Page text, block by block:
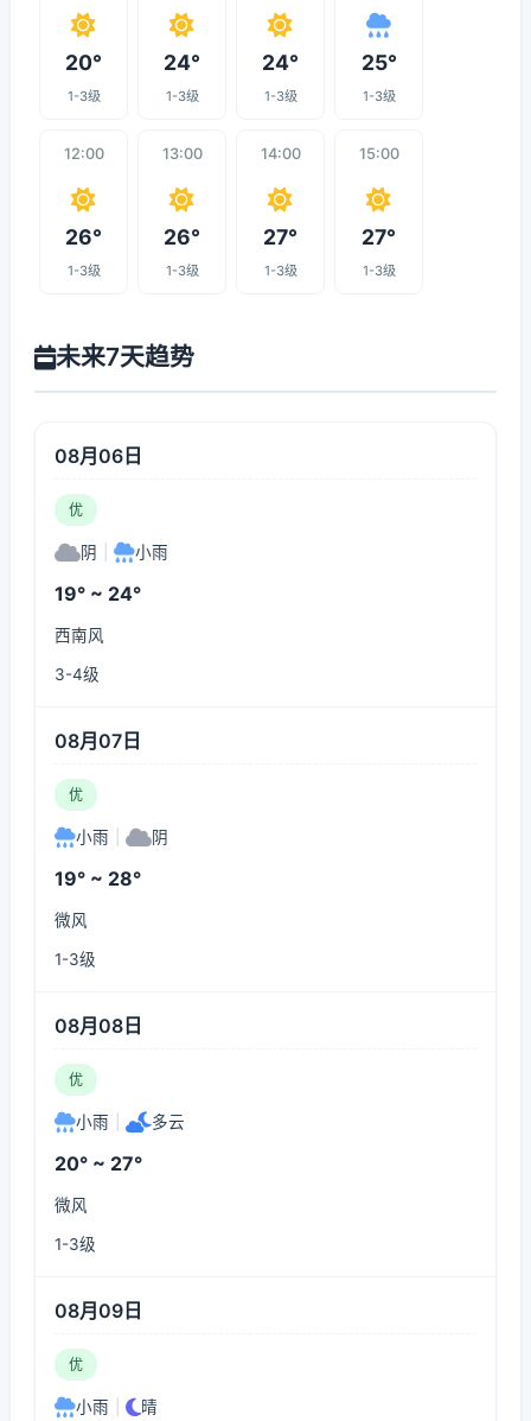
20°
1-3级
24°
1-3级
24°
1-3级
25°
1-3级
12:00
26°
1-3级
13:00
26°
1-3级
14:00
27°
1-3级
15:00
27°
1-3级
未来7天趋势
08月06日
优
阴 小雨
19° ~ 24°
西南风
3-4级
08月07日
优
小雨 阴
19° ~ 28°
微风
1-3级
08月08日
优
小雨 多云
20° ~ 27°
微风
1-3级
08月09日
优
小雨 晴